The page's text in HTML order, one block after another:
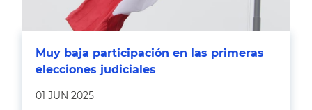
Muy baja participación en las primeras
elecciones judiciales
01 JUN 2025